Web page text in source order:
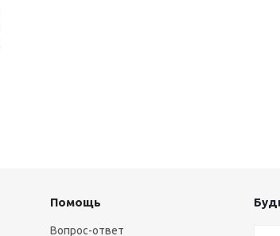
Помощь
Вопрос-ответ